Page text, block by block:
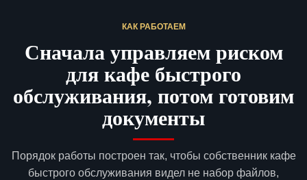
КАК РАБОТАЕМ
Сначала управляем риском
для кафе быстрого
обслуживания, потом готовим
документы
Порядок работы построен так, чтобы собственник кафе
быстрого обслуживания видел не набор файлов,